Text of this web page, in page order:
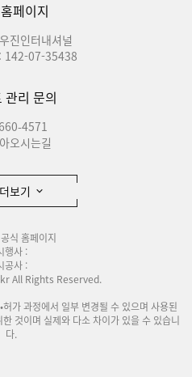
페이지
진인터내셔널
142-07-35438
관리 문의
4571
오시는길
보기
식 홈페이지
행사 :
공사 :
All Rights Reserved.
가 과정에서 일부 변경될 수 있으며 사용된
것이며 실제와 다소 차이가 있을 수 있습니
다.